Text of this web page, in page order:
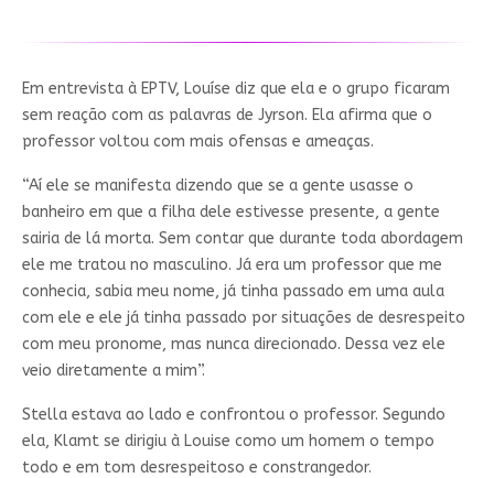
Em entrevista à EPTV, Louíse diz que ela e o grupo ficaram
sem reação com as palavras de Jyrson. Ela afirma que o
professor voltou com mais ofensas e ameaças.
“Aí ele se manifesta dizendo que se a gente usasse o
banheiro em que a filha dele estivesse presente, a gente
sairia de lá morta. Sem contar que durante toda abordagem
ele me tratou no masculino. Já era um professor que me
conhecia, sabia meu nome, já tinha passado em uma aula
com ele e ele já tinha passado por situações de desrespeito
com meu pronome, mas nunca direcionado. Dessa vez ele
veio diretamente a mim”.
Stella estava ao lado e confrontou o professor. Segundo
ela, Klamt se dirigiu à Louise como um homem o tempo
todo e em tom desrespeitoso e constrangedor.